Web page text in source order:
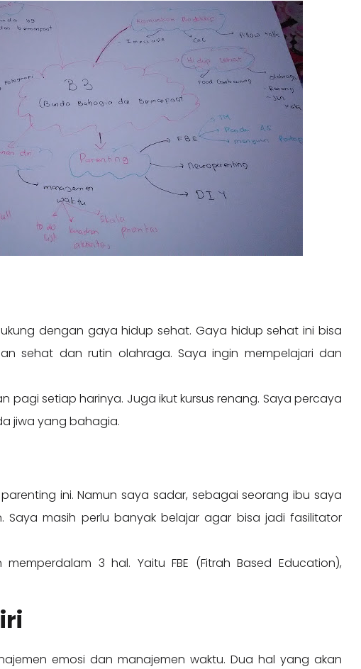
dengan gaya hidup sehat. Gaya hidup sehat ini bisa
sehat dan rutin olahraga. Saya ingin mempelajari dan
pagi setiap harinya. Juga ikut kursus renang. Saya percaya
jiwa yang bahagia.
ini. Namun saya sadar, sebagai seorang ibu saya
Saya masih perlu banyak belajar agar bisa jadi fasilitator
3 hal. Yaitu FBE (Fitrah Based Education),
emosi dan manajemen waktu. Dua hal yang akan